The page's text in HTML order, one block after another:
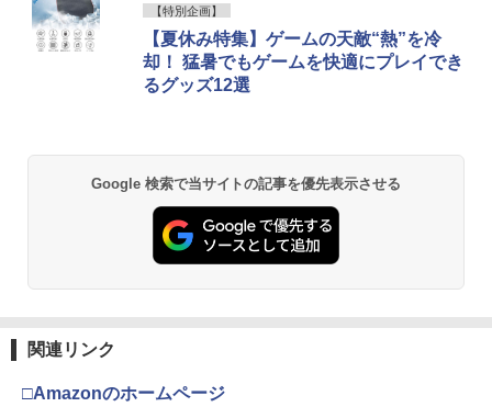
【特別企画】
【夏休み特集】ゲームの天敵“熱”を冷
却！ 猛暑でもゲームを快適にプレイでき
るグッズ12選
Google 検索で当サイトの記事を優先表示させる
関連リンク
□Amazonのホームページ